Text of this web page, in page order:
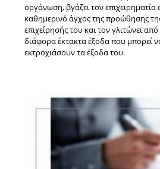
οργάνωση, βγάζει τον επιχειρηματία
καθημερινό άγχος της προώθησης
επιχείρησής του και τον γλιτώνει
διάφορα έκτακτα έξοδα που μπορεί
εκτροχιάσουν τα έξοδα του.